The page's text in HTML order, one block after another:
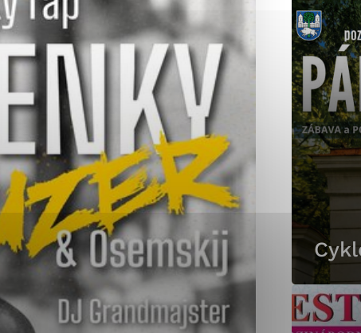
pre prevádzku nevyhnutné a pomáhajú urobiť webové
funkcie, ako je navigácia na stránke a prístup k
cookie nemôže web správne fungovať.
prevádzkovateľovi stránok pochopiť, ako návštevníci
a ponúknuť im lepšiu skúsenosť. Všetky dáta sa
osobou.
Povoliť všetko Uložiť nastavenia Viac informácií